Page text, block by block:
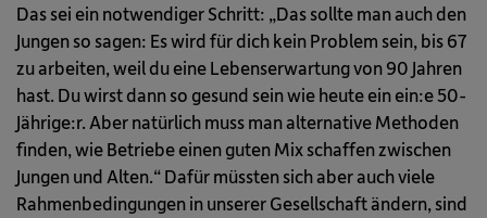
Das sei ein notwendiger Schritt: „Das sollte man auch den
Jungen so sagen: Es wird für dich kein Problem sein, bis 67
zu arbeiten, weil du eine Lebenserwartung von 90 Jahren
hast. Du wirst dann so gesund sein wie heute ein ein:e 50-
Jährige:r. Aber natürlich muss man alternative Methoden
finden, wie Betriebe einen guten Mix schaffen zwischen
Jungen und Alten.“ Dafür müssten sich aber auch viele
Rahmenbedingungen in unserer Gesellschaft ändern, sind